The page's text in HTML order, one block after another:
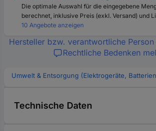
Die optimale Auswahl für die eingegebene
berechnet, inklusive Preis (exkl. Versand) und
10 Angebote anzeigen
Hersteller bzw. verantwortliche
Rechtliche Bedenken
Umwelt & Entsorgung (Elektrogeräte,
Technische Daten